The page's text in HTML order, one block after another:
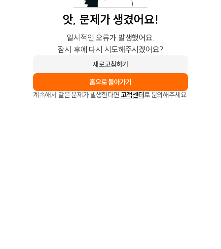
앗, 문제가 생겼어요!
일시적인 오류가 발생했어요.
잠시 후에 다시 시도해주시겠어요?
새로고침하기
홈으로 돌아가기
계속해서 같은 문제가 발생한다면 고객센터로 문의해주세요.